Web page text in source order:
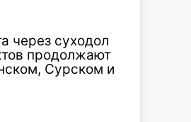
через суходол
продолжают
Сурском и